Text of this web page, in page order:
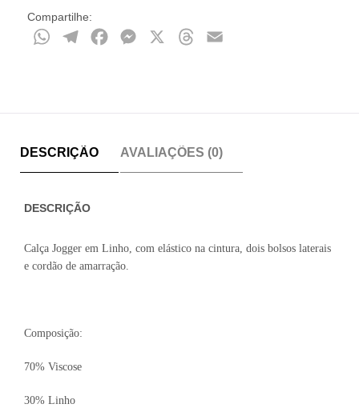
Compartilhe:
WhatsAppTelegramFacebookMessenger Threads
DESCRIÇÃO AVALIAÇÕES (0)
DESCRIÇÃO
Calça Jogger em Linho, com elástico na cintura, dois bolsos laterais
e cordão de amarração.
Composição:
70% Viscose
30% Linho